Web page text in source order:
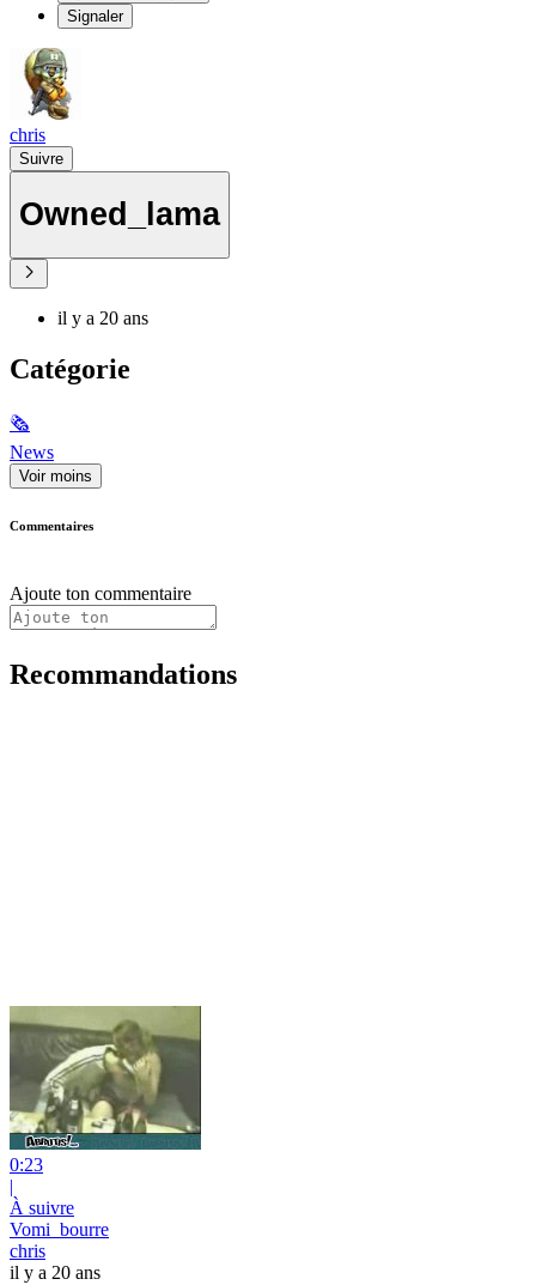
Signaler
chris
Suivre
Owned_lama
il y a 20 ans
Catégorie
🗞
News
Voir moins
Commentaires
Ajoute ton commentaire
Recommandations
0:23
|
À suivre
Vomi_bourre
chris
il y a 20 ans